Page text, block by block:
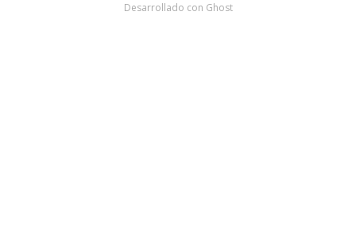
Desarrollado con Ghost